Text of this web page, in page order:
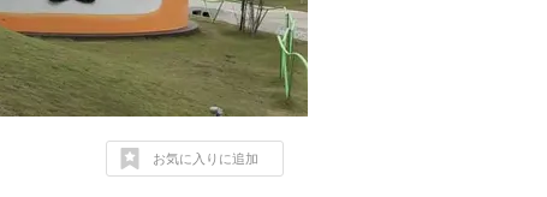
お気に入りに追加